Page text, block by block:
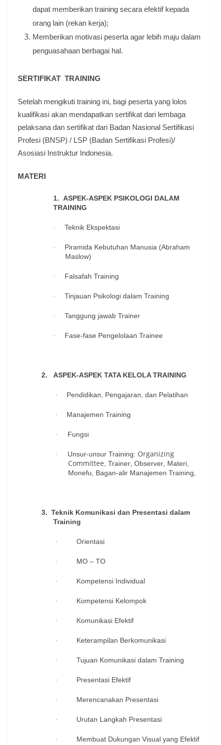
dapat memberikan training secara efektif kepada
orang lain (rekan kerja);
Memberikan motivasi peserta agar lebih maju dalam
penguasahaan berbagai hal.
SERTIFIKAT TRAINING
Setelah mengikuti training ini, bagi peserta yang lolos
kualifikasi akan mendapatkan sertifikat dari lembaga
pelaksana dan sertifikat dari Badan Nasional Sertifikasi
Profesi (BNSP) / LSP (Badan Sertifikasi Profesi)/
Asosiasi Instruktur Indonesia.
MATERI
1. ASPEK-ASPEK PSIKOLOGI DALAM
TRAINING
· Teknik Ekspektasi
·
Piramida Kebutuhan Manusia (Abraham
Maslow)
· Falsafah Training
· Tinjauan Psikologi dalam Training
· Tanggung jawab Trainer
· Fase-fase Pengelolaan Trainee
2. ASPEK-ASPEK TATA KELOLA TRAINING
· Pendidikan, Pengajaran, dan Pelatihan
· Manajemen Training
· Fungsi
· Unsur-unsur Training: Organizing
Committee Trainer Observer Materi
Monefu
Bagan-alir Manajemen Training
3. Teknik Komunikasi dan Presentasi dalam
Training
· Orientasi
· MO – TO
· Kompetensi Individual
· Kompetensi Kelompok
· Komunikasi Efektif
· Keterampilan Berkomunikasi
· Tujuan Komunikasi dalam Training
· Presentasi Efektif
· Merencanakan Presentasi
· Urutan Langkah Presentasi
· Membuat Dukungan Visual yang Efektif